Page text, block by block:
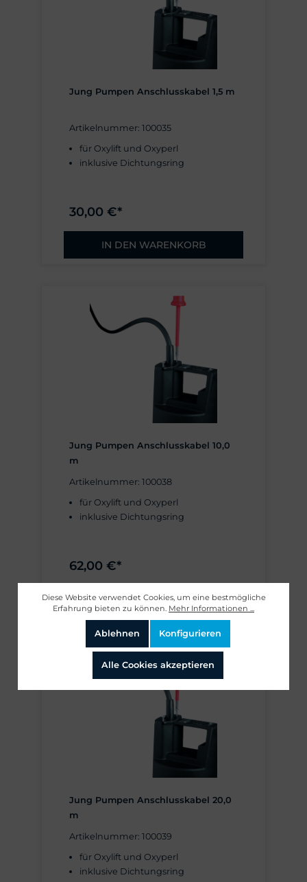
Jung Pumpen Anschlusskabel 1,5 m
Artikelnummer: 100035
für Oxylift und Oxyperl
inklusive Dichtungsring
30,00 €*
IN DEN WARENKORB
Jung Pumpen Anschlusskabel 10,0
m
Artikelnummer: 100038
für Oxylift und Oxyperl
inklusive Dichtungsring
62,00 €*
IN DEN WARENKORB
Jung Pumpen Anschlusskabel 20,0
m
Artikelnummer: 100039
für Oxylift und Oxyperl
inklusive Dichtungsring
Diese Website verwendet Cookies, um eine bestmögliche
Erfahrung bieten zu können. Mehr Informationen ...
Ablehnen Konfigurieren
Alle Cookies akzeptieren